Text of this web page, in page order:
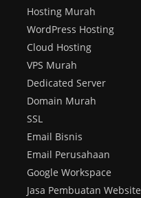
Hosting Murah
WordPress Hosting
Cloud Hosting
VPS Murah
Dedicated Server
Domain Murah
SSL
Email Bisnis
Email Perusahaan
Google Workspace
Jasa Pembuatan Website